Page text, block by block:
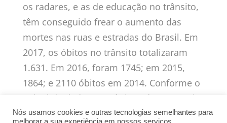
os radares, e as de educação no trânsito,
têm conseguido frear o aumento das
mortes nas ruas e estradas do Brasil. Em
2017, os óbitos no trânsito totalizaram
1.631. Em 2016, foram 1745; em 2015,
1864; e 2110 óbitos em 2014. Conforme o
painel de dados estatísticos da Secretaria
da Segurança Pública do Estado de Goiás
Nós usamos cookies e outras tecnologias semelhantes para